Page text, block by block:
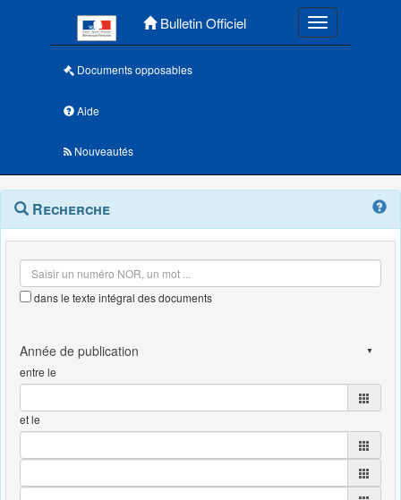
Bulletin Officiel Toggle
Documents opposables
Aide
Nouveautés
Navigation
outils
Menu
contextuel
Recherche
dans le texte intégral des documents
entre le
et le